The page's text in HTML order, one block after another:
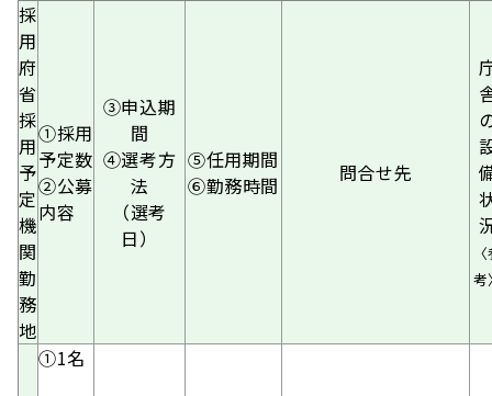
採
用
府
省
採
用
予
定
機
関
勤
務
地
①採用
予定数
②公募
内容
③申込期
間
④選考方
法
（選考
日）
⑤任用期間
⑥勤務時間
問合せ先
考
①1名